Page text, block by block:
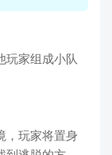
玩家组成小队
，玩家将置身